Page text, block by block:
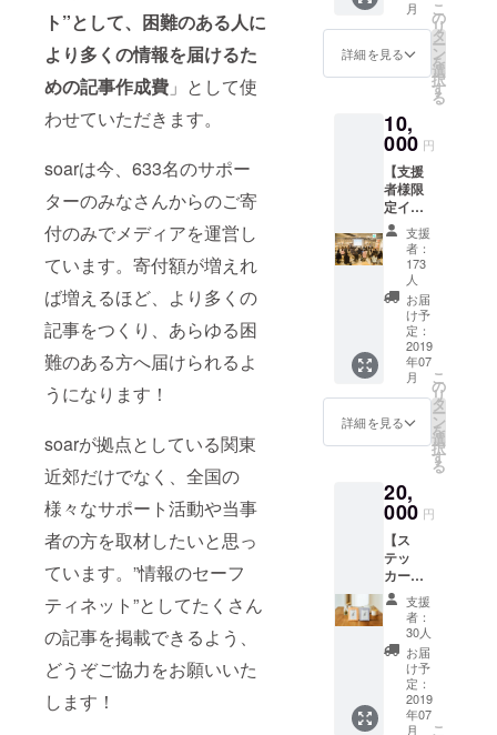
ト”として、困難のある人に
より多くの情報を届けるた
めの記事作成費 」として使
わせていただきます。
soarは今、633名のサポー
ターのみなさんからのご寄
付のみでメディアを運営し
ています。寄付額が増えれ
ば増えるほど、より多くの
記事をつくり、あらゆる困
難のある方へ届けられるよ
うになります！
soarが拠点としている関東
近郊だけでなく、全国の
様々なサポート活動や当事
者の方を取材したいと思っ
ています。”情報のセーフ
ティネット”としてたくさん
の記事を掲載できるよう、
どうぞご協力をお願いいた
します！
開催。地域
の課題に楽
しく取り組
みながらコ
を形成して
いくため、
お寺、神
社、幼稚園
など街にあ
る資源を生
かしながら
様々なフェ
スティバル
を地域住民
とともにつ
くる。2015
年12月よ
り、社会的
ティの人々
の可能性を
広げる活動
に焦点を当
てたメディ
ア「soar」
をオープ
ン。2017年1
月に「NPO
法人soar」
イトリ
ニュー
アルま
メール
マガジ
ンを月
１回お
届け
（2019
年12月
まで）
・soar
のロゴ
ステッ
カー5枚
をお送
りしま
月
詳細を見る
こ
の
リ
タ
ー
ン
を
選
択
す
る
10,
000 円
【支援
者様限
定イベ
ントに
参加で
きる
コー
ス】 ・
代表の
工藤か
らお礼
のメー
ル ・サ
イトリ
ニュー
える
メール
マガジ
ンを月
１回お
届け
（2019
年12月
まで）
・soar
の記事
に登場
した
方々に
支援
者：
173
人
お届
け予
定：
2019
年07
月
詳細を見る
こ
の
リ
タ
ー
ン
を
選
択
す
る
20,
000 円
【ス
テッ
カー＆
soartea
がもら
える
コー
ス】 ・
代表の
工藤か
らお礼
支援
者：
30人
お届
け予
定：
2019
年07
月
こ